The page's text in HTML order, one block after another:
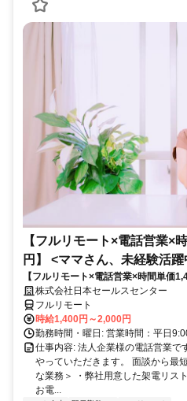
【フルリモート×電話営業×
円】 <ママさん、未経験活
で家庭と仕事の両立を実現
【フルリモート×電話営業×時間単価
あり】 ＜ママさん、未経験活躍中＞
両立を実現
株式会社日本セールスセンター
フルリモート
時給1,400円～2,000円
勤務時間・曜日: 営業時間：平日
仕事内容: 法人企業様の電話営業で
やっていただきます。 面談から最
な業務＞ ・弊社用意した架電リス
お電...